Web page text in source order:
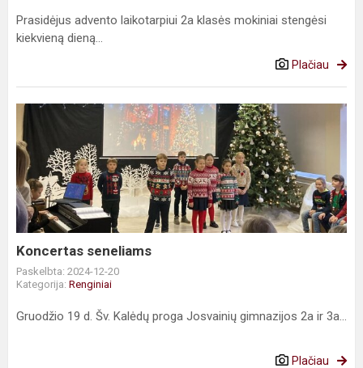
Prasidėjus advento laikotarpiui 2a klasės mokiniai stengėsi
kiekvieną dieną...
Plačiau
Koncertas
seneliams
Koncertas seneliams
Paskelbta: 2024-12-20
Kategorija: Renginiai
Gruodžio 19 d. Šv. Kalėdų proga Josvainių gimnazijos 2a ir 3a...
Plačiau